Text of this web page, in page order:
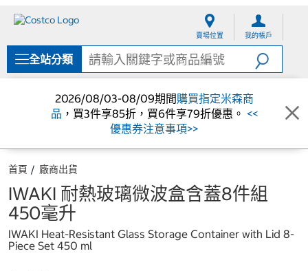
單
賣場位置 我的帳戶
全站分類
2026/08/03-08/09期間購買指定米森商
品 ，買3件享85折，買6件享79折優惠。 <<
優惠券注意事項>>
首頁 廠商出貨
IWAKI 耐熱玻璃微波盒含蓋8件組
450毫升
IWAKI Heat-Resistant Glass Storage Container with Lid 8-
Piece Set 450 ml